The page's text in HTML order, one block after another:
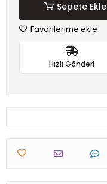
Sepete Ekle
Favorilerime ekle
Hızlı Gönderi